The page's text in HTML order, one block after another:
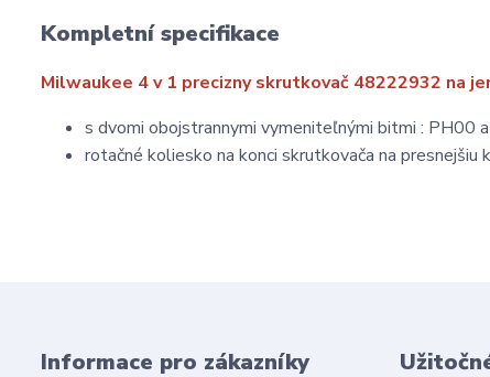
Kompletní specifikace
Milwaukee 4 v 1 precizny skrutkovač 48222932 na
s dvomi obojstrannymi vymeniteľnými bitmi : PH00
rotačné koliesko na konci skrutkovača na presnejšiu
Informace pro zákazníky